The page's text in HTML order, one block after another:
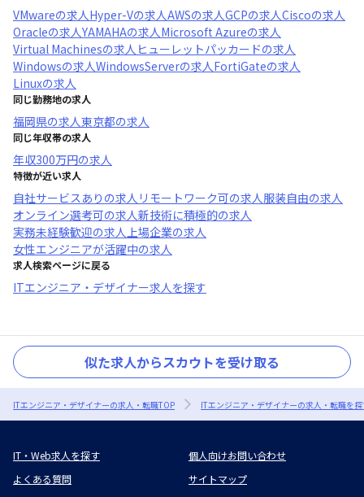
VMwareの求人Hyper-Vの求人AWSの求人GCPの求人Ciscoの求人
Oracleの求人YAMAHAの求人Microsoft Azureの求人
Virtual Machinesの求人 ヒューレットパッカードの求人
Windowsの求人WindowsServerの求人FortiGateの求人
Linuxの求人
同じ勤務地の求人
福岡県の求人東京都の求人
同じ年収帯の求人
年収300万円の求人
特徴が近い求人
自社サービスあり の求人 リモートワーク可の求人服装自由の求人
オンライン選考可の求人新技術に積極的の求人
実務未経験歓迎の求人上場企業の求人
女性エンジニアが活躍中の求人
求人検索ページに戻る
ITエンジニア・デザイナー求人を探す
似た求人からスカウトを受け取る
ITエンジニア・デザイナーの求人・転職TOP ITエンジニア・デザイナーの求人・転職を
IT・Web求人を探す
個人向けお問い合わせ
よくある質問
サイトマップ